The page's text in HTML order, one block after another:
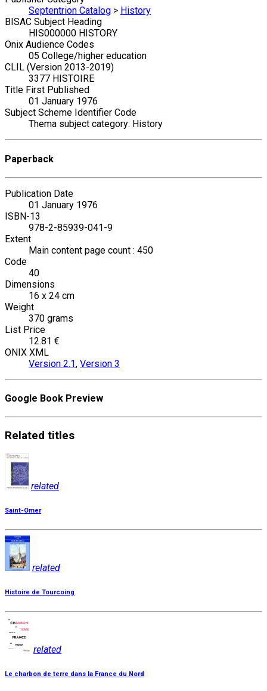
Septentrion Catalog > History
BISAC Subject Heading
HIS000000 HISTORY
Onix Audience Codes
05 College/higher education
CLIL (Version 2013-2019)
3377 HISTOIRE
Title First Published
01 January 1976
Subject Scheme Identifier Code
Thema subject category: History
Paperback
Publication Date
01 January 1976
ISBN-13
978-2-85939-041-9
Extent
Main content page count : 450
Code
40
Dimensions
16 x 24 cm
Weight
370 grams
List Price
12.81 €
ONIX XML
Version 2.1, Version 3
Google Book Preview
Related titles
related
Saint-Omer
related
Histoire de Tourcoing
related
Le charbon de terre dans la France du Nord